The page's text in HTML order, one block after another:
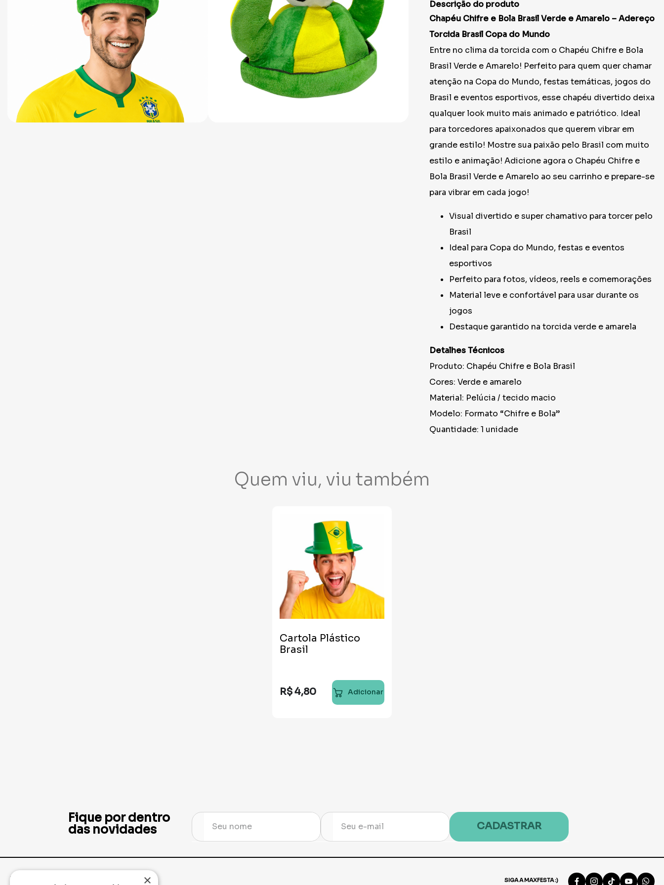
10º festa neon
Descrição do produto
Chapéu Chifre e Bola Brasil Verde e Amarelo – Adereço
Torcida Brasil Copa do Mundo
Entre no clima da torcida com o Chapéu Chifre e Bola
Brasil Verde e Amarelo! Perfeito para quem quer chamar
atenção na Copa do Mundo, festas temáticas, jogos do
Brasil e eventos esportivos, esse chapéu divertido deixa
qualquer look muito mais animado e patriótico. Ideal
para torcedores apaixonados que querem vibrar em
grande estilo! Mostre sua paixão pelo Brasil com muito
estilo e animação! Adicione agora o Chapéu Chifre e
Bola Brasil Verde e Amarelo ao seu carrinho e prepare-se
para vibrar em cada jogo!
Visual divertido e super chamativo para torcer pelo
Brasil
Ideal para Copa do Mundo, festas e eventos
esportivos
Perfeito para fotos, vídeos, reels e comemorações
Material leve e confortável para usar durante os
jogos
Destaque garantido na torcida verde e amarela
Detalhes Técnicos
Produto: Chapéu Chifre e Bola Brasil
Cores: Verde e amarelo
Material: Pelúcia / tecido macio
Modelo: Formato “Chifre e Bola”
Quantidade: 1 unidade
Quem viu, viu também
Cartola Plástico
Brasil
R$4,80 Adicionar
Fique por dentro
das novidades
CADASTRAR
Institucional SIGA A MAXFESTA :)
×